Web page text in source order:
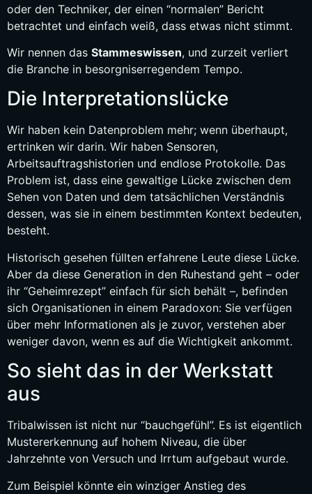
oder den Techniker, der einen “normalen” Bericht
betrachtet und einfach weiß, dass etwas nicht stimmt.
Wir nennen das Stammeswissen, und zurzeit verliert
die Branche in besorgniserregendem Tempo.
Die Interpretationslücke
Wir haben kein Datenproblem mehr; wenn überhaupt,
ertrinken wir darin. Wir haben Sensoren,
Arbeitsauftragshistorien und endlose Protokolle. Das
Problem ist, dass eine gewaltige Lücke zwischen dem
Sehen von Daten und dem tatsächlichen Verständnis
dessen, was sie in einem bestimmten Kontext bedeuten,
besteht.
Historisch gesehen füllten erfahrene Leute diese Lücke.
Aber da diese Generation in den Ruhestand geht – oder
ihr “Geheimrezept” einfach für sich behält –, befinden
sich Organisationen in einem Paradoxon: Sie verfügen
über mehr Informationen als je zuvor, verstehen aber
weniger davon, wenn es auf die Wichtigkeit ankommt.
So sieht das in der Werkstatt
aus
Tribalwissen ist nicht nur “bauchgefühl”. Es ist eigentlich
Mustererkennung auf hohem Niveau, die über
Jahrzehnte von Versuch und Irrtum aufgebaut wurde.
Zum Beispiel könnte ein winziger Anstieg des